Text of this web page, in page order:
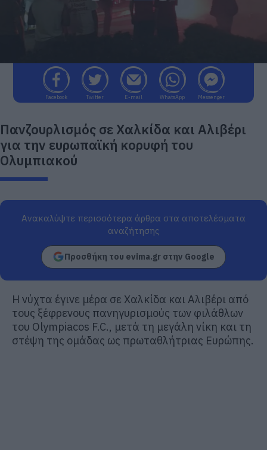
Facebook Twitter E-mail WhatsApp Messenger
Πανζουρλισμός σε Χαλκίδα και Αλιβέρι
για την ευρωπαϊκή κορυφή του
Ολυμπιακού
Ανακαλύψτε περισσότερα άρθρα στα αποτελέσματα
αναζήτησης
Προσθήκη του evima.gr στην Google
Η νύχτα έγινε μέρα σε Χαλκίδα και Αλιβέρι από
τους ξέφρενους πανηγυρισμούς των φιλάθλων
του Olympiacos F.C., μετά τη μεγάλη νίκη και τη
στέψη της ομάδας ως πρωταθλήτριας Ευρώπης.